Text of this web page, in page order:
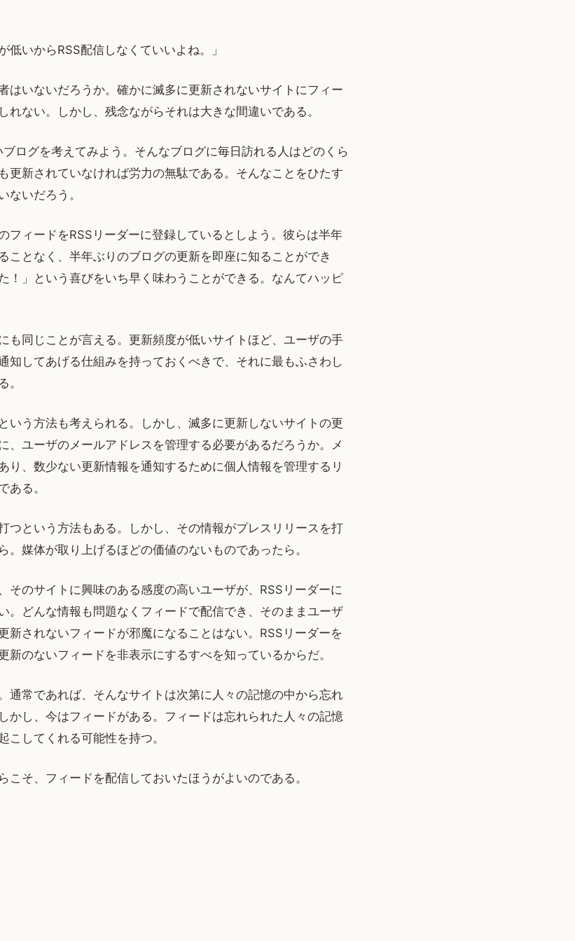
低いからRSS配信しなくていいよね。」
はいないだろうか。確かに滅多に更新されないサイトにフィー
れない。しかし、残念ながらそれは大きな間違いである。
ログを考えてみよう。そんなブログに毎日訪れる人はどのくら
更新されていなければ労力の無駄である。そんなことをひたす
ないだろう。
フィードをRSSリーダーに登録しているとしよう。彼らは半年
ことなく、半年ぶりのブログの更新を即座に知ることができ
！」という喜びをいち早く味わうことができる。なんてハッピ
も同じことが言える。更新頻度が低いサイトほど、ユーザの手
知してあげる仕組みを持っておくべきで、それに最もふさわし
。
いう方法も考えられる。しかし、滅多に更新しないサイトの更
、ユーザのメールアドレスを管理する必要があるだろうか。メ
り、数少ない更新情報を通知するために個人情報を管理するリ
ある。
つという方法もある。しかし、その情報がプレスリリースを打
。媒体が取り上げるほどの価値のないものであったら。
そのサイトに興味のある感度の高いユーザが、RSSリーダーに
。どんな情報も問題なくフィードで配信でき、そのままユーザ
新されないフィードが邪魔になることはない。RSSリーダーを
新のないフィードを非表示にするすべを知っているからだ。
通常であれば、そんなサイトは次第に人々の記憶の中から忘れ
かし、今はフィードがある。フィードは忘れられた人々の記憶
こしてくれる可能性を持つ。
こそ、フィードを配信しておいたほうがよいのである。